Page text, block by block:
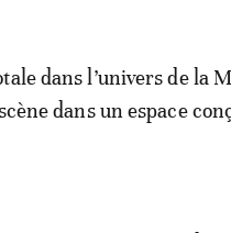
dans l’univers de la
dans un espace